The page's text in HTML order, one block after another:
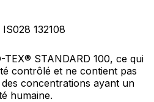
132108
TEX® STANDARD 100, ce qui
contrôlé et ne contient pas
concentrations ayant un
humaine.